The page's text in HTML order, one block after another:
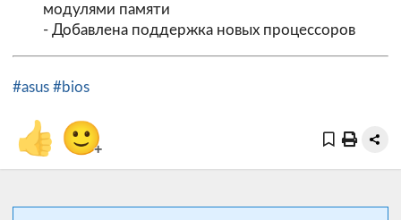
модулями памяти
- Добавлена поддержка новых процессоров
#asus #bios
👍 🙂+